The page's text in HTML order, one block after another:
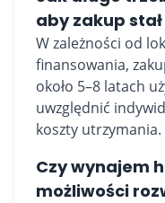
aby zakup
W zależności od
finansowania,
około 5–8 latach
uwzględnić
koszty utrzymania.
Czy wynajem
możliwości